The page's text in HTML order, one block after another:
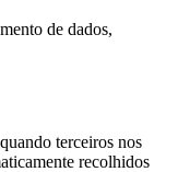
de dados,
terceiros nos
recolhidos